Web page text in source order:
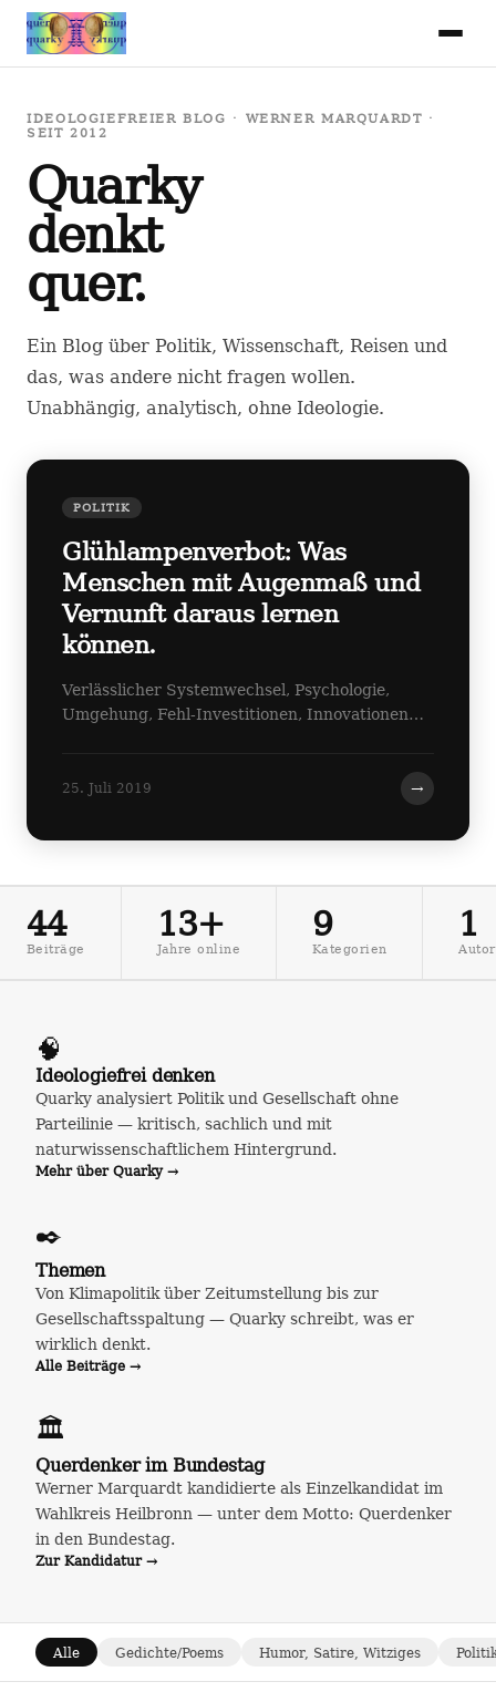
IDEOLOGIEFREIER BLOG · WERNER MARQUARDT ·
SEIT 2012
Quarky
denkt
quer.
Ein Blog über Politik, Wissenschaft, Reisen und
das, was andere nicht fragen wollen.
Unabhängig, analytisch, ohne Ideologie.
POLITIK
Glühlampenverbot: Was
Menschen mit Augenmaß und
Vernunft daraus lernen
können.
Verlässlicher Systemwechsel, Psychologie,
Umgehung, Fehl-Investitionen, Innovationen…
25. Juli 2019 →
44
Beiträge
13+
Jahre online
9
Kategorien
1
Autor
🧠
Ideologiefrei denken
Quarky analysiert Politik und Gesellschaft ohne
Parteilinie — kritisch, sachlich und mit
naturwissenschaftlichem Hintergrund.
Mehr über Quarky →
✒️
Themen
Von Klimapolitik über Zeitumstellung bis zur
Gesellschaftsspaltung — Quarky schreibt, was er
wirklich denkt.
Alle Beiträge →
🏛️
Querdenker im Bundestag
Werner Marquardt kandidierte als Einzelkandidat im
Wahlkreis Heilbronn — unter dem Motto: Querdenker
in den Bundestag.
Zur Kandidatur →
Alle Gedichte/Poems Humor, Satire, Witziges